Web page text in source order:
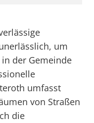
um
der Gemeinde
umfasst
von Straßen
die